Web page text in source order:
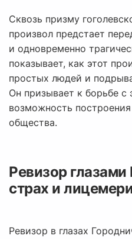
Сквозь призму
произвол предстает
и одновременно
показывает, как этот
простых людей и
Он призывает к борьбе с
возможность
общества.
Ревизор глазами
страх и
Ревизор в глазах